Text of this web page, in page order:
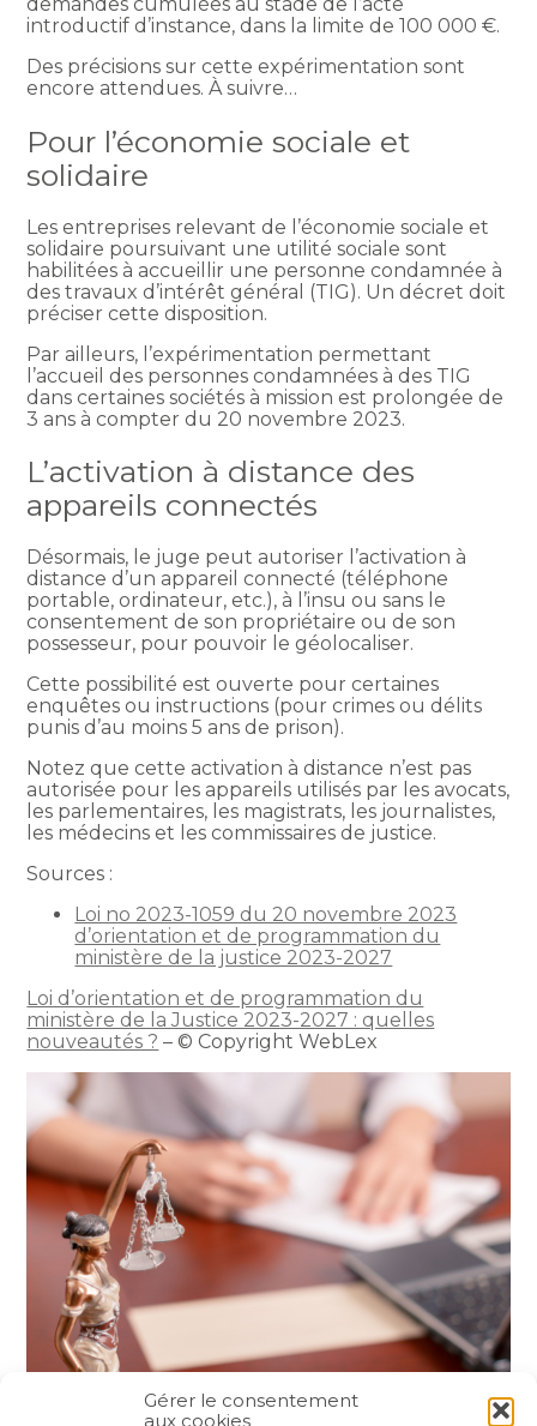
Gérer le consentement
aux cookies
introductif d’instance, dans la limite de 100 000 €.
Des précisions sur cette expérimentation sont
encore attendues. À suivre…
Pour l’économie sociale et
solidaire
Les entreprises relevant de l’économie sociale et
solidaire poursuivant une utilité sociale sont
habilitées à accueillir une personne condamnée à
des travaux d’intérêt général (TIG). Un décret doit
préciser cette disposition.
Par ailleurs, l’expérimentation permettant
l’accueil des personnes condamnées à des TIG
dans certaines sociétés à mission est prolongée de
3 ans à compter du 20 novembre 2023.
L’activation à distance des
appareils connectés
Désormais, le juge peut autoriser l’activation à
distance d’un appareil connecté (téléphone
portable, ordinateur, etc.), à l’insu ou sans le
consentement de son propriétaire ou de son
possesseur, pour pouvoir le géolocaliser.
Cette possibilité est ouverte pour certaines
enquêtes ou instructions (pour crimes ou délits
punis d’au moins 5 ans de prison).
Notez que cette activation à distance n’est pas
autorisée pour les appareils utilisés par les avocats,
les parlementaires, les magistrats, les journalistes,
les médecins et les commissaires de justice.
Sources :
Loi no 2023-1059 du 20 novembre 2023
d’orientation et de programmation du
ministère de la justice 2023-2027
Loi d’orientation et de programmation du
ministère de la Justice 2023-2027 : quelles
nouveautés ? – © Copyright WebLex